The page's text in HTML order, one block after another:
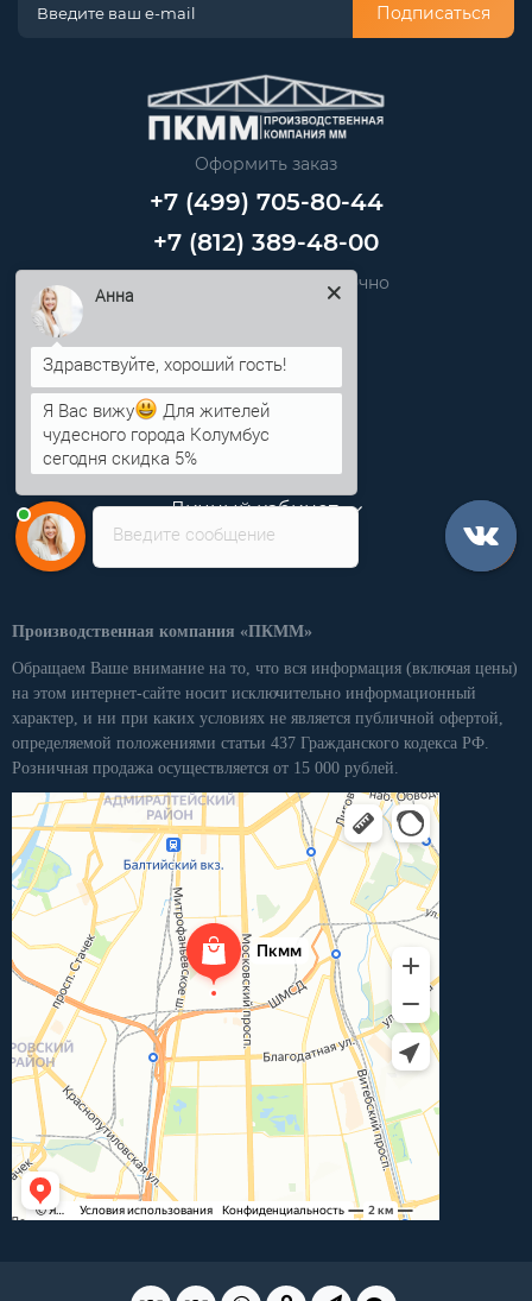
Подписаться
Оформить заказ
+7 (499) 705-80-44
+7 (812) 389-48-00
Звоните нам круглосуточно
Информация
Личный кабинет
Производственная компания «ПКММ»
Обращаем Ваше внимание на то, что вся информация (включая цены)
на этом интернет-сайте носит исключительно информационный
характер, и ни при каких условиях не является публичной офертой,
определяемой положениями статьи 437 Гражданского кодекса РФ.
Розничная продажа осуществляется от 15 000 рублей.
Введите сообщение
Анна
Я Вас вижу
Для жителей
чудесного города Колумбус
сегодня скидка 5%